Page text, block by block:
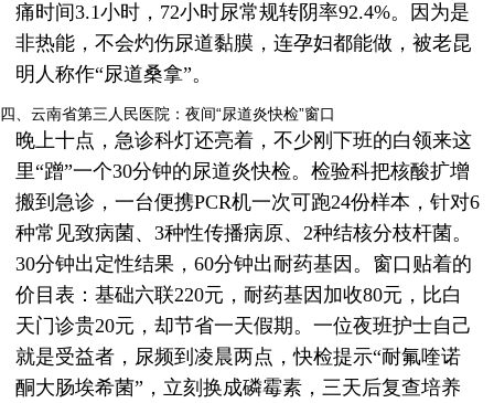
痛时间3.1小时，72小时尿常规转阴率92.4%。因为是
非热能，不会灼伤尿道黏膜，连孕妇都能做，被老昆
明人称作“尿道桑拿”。
四、云南省第三人民医院：夜间“尿道炎快检”窗口
晚上十点，急诊科灯还亮着，不少刚下班的白领来这
里“蹭”一个30分钟的尿道炎快检。检验科把核酸扩增
搬到急诊，一台便携PCR机一次可跑24份样本，针对6
种常见致病菌、3种性传播病原、2种结核分枝杆菌。
30分钟出定性结果，60分钟出耐药基因。窗口贴着的
价目表：基础六联220元，耐药基因加收80元，比白
天门诊贵20元，却节省一天假期。一位夜班护士自己
就是受益者，尿频到凌晨两点，快检提示“耐氟喹诺
酮大肠埃希菌”，立刻换成磷霉素，三天后复查培养